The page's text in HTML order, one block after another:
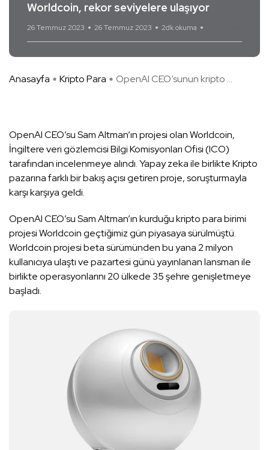
Worldcoin, rekor seviyelere ulaşıyor
26 Temmuz 2023 26 Temmuz 2023 2dk okuma
Anasayfa Kripto Para OpenAI CEO’sunun kripto ...
OpenAI CEO’su Sam Altman’ın projesi olan Worldcoin,
İngiltere veri gözlemcisi Bilgi Komisyonları Ofisi (ICO)
tarafından incelenmeye alındı. Yapay zeka ile birlikte Kripto
pazarına farklı bir bakış açısı getiren proje, soruşturmayla
karşı karşıya geldi.
OpenAI CEO’su Sam Altman’ın kurduğu kripto para birimi
projesi Worldcoin geçtiğimiz gün piyasaya sürülmüştü.
Worldcoin projesi beta sürümünden bu yana 2 milyon
kullanıcıya ulaştı ve pazartesi günü yayınlanan lansman ile
birlikte operasyonlarını 20 ülkede 35 şehre genişletmeye
başladı.